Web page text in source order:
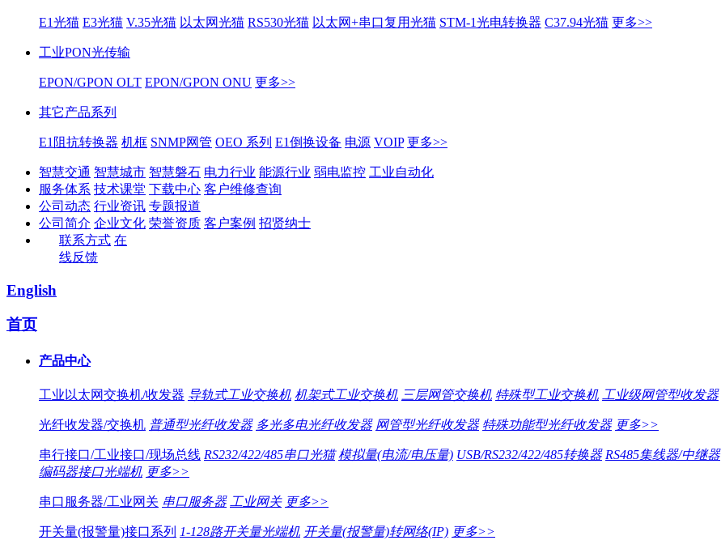
E1光猫 E3光猫 V.35光猫 以太网光猫 RS530光猫 以太网+串口复用光猫 STM-1光电转换器 C37.94光猫 更多>>
工业PON光传输
EPON/GPON OLT EPON/GPON ONU 更多>>
其它产品系列
E1阻抗转换器 机框 SNMP网管 OEO 系列 E1倒换设备 电源 VOIP 更多>>
智慧交通 智慧城市 智慧磐石 电力行业 能源行业 弱电监控 工业自动化
服务体系 技术课堂 下载中心 客户维修查询
公司动态 行业资讯 专题报道
公司简介 企业文化 荣誉资质 客户案例 招贤纳士
联系方式 在
线反馈
English
首页
产品中心
工业以太网交换机/收发器 导轨式工业交换机 机架式工业交换机 三层网管交换机 特殊型工业交换机 工业级网管型收发器
光纤收发器/交换机 普通型光纤收发器 多光多电光纤收发器 网管型光纤收发器 特殊功能型光纤收发器 更多>>
串行接口/工业接口/现场总线 RS232/422/485串口光猫 模拟量(电流/电压量) USB/RS232/422/485转换器 RS485集线器/中继器
编码器接口光端机 更多>>
串口服务器/工业网关 串口服务器 工业网关 更多>>
开关量(报警量)接口系列 1-128路开关量光端机 开关量(报警量)转网络(IP) 更多>>